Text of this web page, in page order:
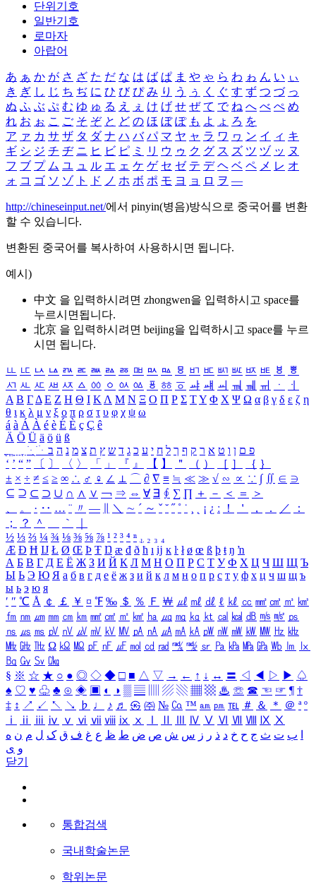
단위기호
일반기호
로마자
아랍어
あ ぁ か が さ ざ た だ な は ば ぱ ま や ゃ ら わ ゎ ん い ぃ
き ぎ し じ ち ぢ に ひ び ぴ み り う ぅ く ぐ す ず つ づ っ
ぬ ふ ぶ ぷ む ゆ ゅ る え ぇ け げ せ ぜ て で ね へ べ ぺ め
れ お ぉ こ ご そ ぞ と ど の ほ ぼ ぽ も よ ょ ろ を
ア ァ カ サ ザ タ ダ ナ ハ バ パ マ ヤ ャ ラ ワ ヮ ン イ ィ キ
ギ シ ジ チ ヂ ニ ヒ ビ ピ ミ リ ウ ゥ ク グ ス ズ ツ ヅ ッ ヌ
フ ブ プ ム ユ ュ ル エ ェ ケ ゲ セ ゼ テ デ ヘ ベ ペ メ レ オ
ォ コ ゴ ソ ゾ ト ド ノ ホ ボ ポ モ ヨ ョ ロ ヲ ―
http://chineseinput.net/에서 pinyin(병음)방식으로 중국어를 변환
할 수 있습니다.
변환된 중국어를 복사하여 사용하시면 됩니다.
예시)
中文 을 입력하시려면 zhongwen을 입력하시고 space를
누르시면됩니다.
北京 을 입력하시려면 beijing을 입력하시고 space를 누르
시면 됩니다.
ㅥ ㅦ ㅧ ㅨ ㅩ ㅪ ㅫ ㅬ ㅭ ㅮ ㅯ ㅰ ㅱ ㅲ ㅳ ㅴ ㅵ ㅶ ㅷ ㅸ
ㅹ
ㅺ ㅻ ㅼ ㅽ ㅾ ㅿ ㆀ ㆁ ㆂ ㆃ ㆄ ㆅ ㆆ ㆇ ㆈ ㆉ ㆊ ㆋ ㆌ ㆍ
ㆎ
Α Β ΓΔ Ε Ζ Η Θ Ι ΚΛ Μ Ν Ξ Ο Π Ρ Σ ΤΥ Φ Χ Ψ Ω α β γ δ ε ζ η
θ ι κ λ μ ν ξ ο π ρ σ τ υ φ χ ψ ω
á à Á À é è É È ç Ç ê
Ä Ö Ü ä ö ü ß
ִֶֹ ֻּ ׁׂ פ ם ן ו ט א ר ק ף ך ל ח י ע כ ג ד ש ץ ת צ מ נ ה ב
‘ ’ “ ” 〔 〕 〈 〉 「 」 『 』 【 】 ＂ （ ） ［ ］ ｛ ｝
± × ÷ ≠ ≤ ≥ ∞ ∴ ♂ ♀ ∠ ⊥ ⌒ ∂ ∇ ≡ ≒ ≪ ≫ √ ∽ ∝ ∵ ∫ ∬ ∈ ∋
⊆ ⊇ ⊂ ⊃ ∪ ∩ ∧ ∨ ￢ ⇒ ⇔ ∀ ∃ ∮ ∑ ∏ ＋ － ＜ ＝
＞
、
。 · ‥ … ¨ 〃 ― ＼ ∼ ´ ～ ˇ ˘ ˝ ˚ ˙ ¸ ¡ ¿ ː ！ ＇ ， ． ／
：
；
？ ＾ ｀
½ ⅓ ⅔ ¼ ¾ ⅛ ⅜ ⅝ ⅞ ¹ ² ³ ⁴ ⁿ ₁ ₂ ₃ ₄
Æ Ð Ħ Ĳ Ł Ø Œ Þ Ŧ Ŋ æ đ ð ħ ı ĳ ĸ ŀ ł ø œ ß þ ŧ ŋ ŉ
А Б В Г Д Е Ё Ж З И Й К Л М Н О П Р С Т У Ф Х Ц Ч Ш Щ Ъ
Ы Ь Э Ю Я а б в г д е ё ж з и й к л м н о п р с т у ф х ц ч ш щ ъ
ы ь э ю я
′ ″ ℃ Å ￠ ￡ ￥ ¤ ℉ ‰ ＄ ％ Ｆ ￦ ㎕ ㎖ ㎗ ℓ ㎘ ㏄ ㎣ ㎤ ㎥ ㎦
㎙ ㎚ ㎛ ㎜ ㎝ ㎞ ㎟ ㎠ ㎡ ㎢ ㏊ ㎍ ㎎ ㎏ ㏏ ㎈ ㎉ ㏈ ㎧ ㎨ ㎰
㎱ ㎲ ㎳ ㎴ ㎵ ㎶ ㎷ ㎸ ㎹ ㎀ ㎁ ㎂ ㎃ ㎄ ㎺ ㎻ ㎽ ㎾ ㎿ ㎐ ㎑
㎒ ㎓ ㎔ Ω ㏀ ㏁ ㎊ ㎋ ㎌ ㏖ ㏅ ㎭ ㎮ ㎯ ㏛ ㎩ ㎪ ㎫ ㎬ ㏝ ㏐
㏓
㏃ ㏉ ㏜ ㏆
§ ※ ☆ ★ ○ ● ◎ ◇ ◆ □ ■ △ ▽ → ← ↑ ↓ ↔ 〓 ◁ ◀ ▷ ▶ ♤
♠ ♡ ♥ ♧ ♣ ⊙ ◈ ▣ ◐ ◑ ▒ ▤ ▨ ▧ ▦ ▩ ♨ ☏ ☎ ☜ ☞ ¶ †
‡ ↕ ↗ ↙ ↖ ↘ ♭ ♩ ♪ ♬ ㉿ ㈜ № ㏇ ™ ㏂ ㏘ ℡ ＃ ＆ ＊ ＠ ª º
ⅰ
ⅱ ⅲ ⅳ ⅴ ⅵ ⅶ ⅷ ⅸ ⅹ Ⅳ Ⅴ Ⅵ Ⅶ Ⅷ Ⅸ Ⅹ
ب ت ث ج ح خ د ذ ر ز س ش ص ض ط ظ ع غ ف ق ک ل م ن ه
و ی
닫기
통합검색
국내학술논문
학위논문